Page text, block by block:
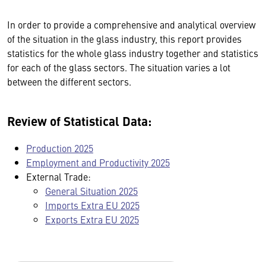
In order to provide a comprehensive and analytical overview
of the situation in the glass industry, this report provides
statistics for the whole glass industry together and statistics
for each of the glass sectors. The situation varies a lot
between the different sectors.
Review of Statistical Data:
Production 2025
Employment and Productivity 2025
External Trade:
General Situation 2025
Imports Extra EU 2025
Exports Extra EU 2025